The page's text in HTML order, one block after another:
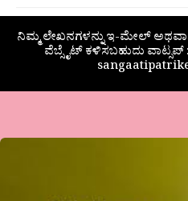
ನಿಮ್ಮ ಲೇಖನಗಳನ್ನು ಇ-ಮೇಲ್
ವೆಬ್ಸೈಟ್ ಕಳಿಸಬಹುದು ವಾಟ್ಸಪ್‌